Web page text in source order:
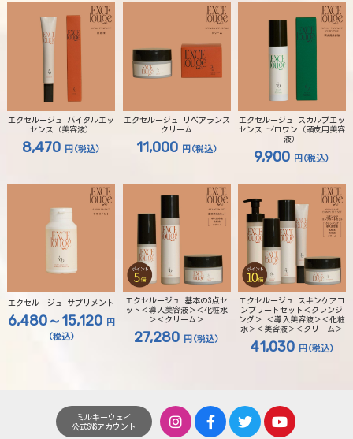
エクセルージュ バイタルエッ
センス（美容液）
8,470 円 (税込)
エクセルージュ リペアランス
クリーム
11,000円 (税込)
エクセルージュ スカルプエッ
センス ゼロワン（頭皮用美容
液）
9,900 円 (税込)
エクセルージュ サプリメント
6,480～15,120円
(税込)
エクセルージュ 基本の3点セ
ット＜導入美容液＞＜化粧水
＞＜クリーム＞
27,280 円 (税込)
エクセルージュ スキンケアコ
ンプリートセット＜クレンジ
ング＞ ＜導入美容液＞＜化粧
水＞＜美容液＞＜クリーム＞
41,030円 (税込)
ミルキーウェイ
公式SNSアカウント